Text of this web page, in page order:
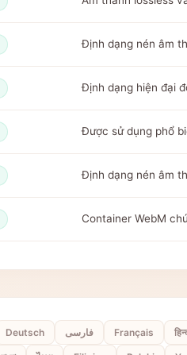
Định dạng nén âm
Định dạng hiện đại
Được sử dụng phổ
Định dạng nén âm
Container WebM
Deutsch فارسی Français